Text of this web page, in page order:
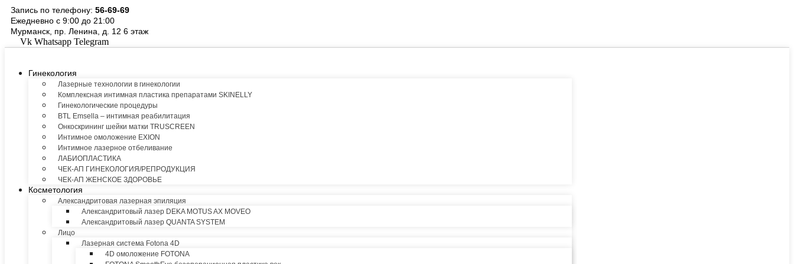
Перейти
содержимому
Запись по телефону: 56-69-69
Ежедневно с 9:00 до 21:00
Мурманск, пр. Ленина, д. 12 6 этаж
Vk Whatsapp Telegram
Гинекология
Лазерные технологии в гинекологии
Комплексная интимная пластика препаратами SKINELLY
Гинекологические процедуры
BTL Emsella – интимная реабилитация
Онкоскрининг шейки матки TRUSCREEN
Интимное омоложение EXION
Интимное лазерное отбеливание
ЛАБИОПЛАСТИКА
ЧЕК-АП ГИНЕКОЛОГИЯ/РЕПРОДУКЦИЯ
ЧЕК-АП ЖЕНСКОЕ ЗДОРОВЬЕ
Косметология
Александритовая лазерная эпиляция
Александритовый лазер DEKA MOTUS AX MOVEO
Александритовый лазер QUANTA SYSTEM
Лицо
Лазерная система Fotona 4D
4D омоложение FOTONA